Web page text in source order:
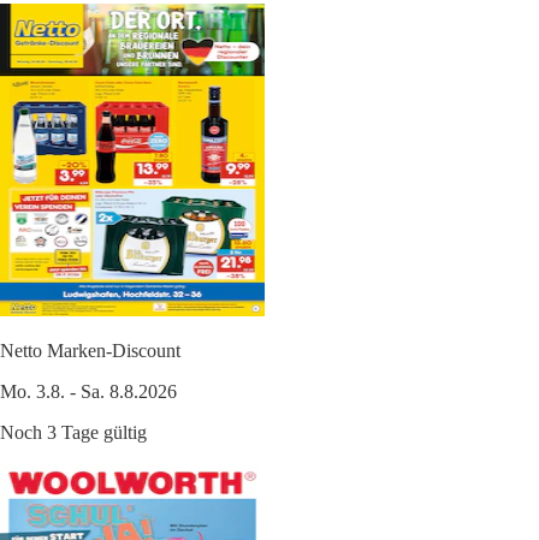
Netto Marken-Discount
Mo. 3.8. - Sa. 8.8.2026
Noch 3 Tage gültig